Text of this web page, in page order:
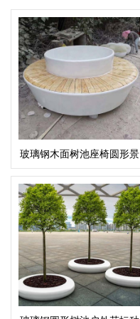
玻璃钢木面树池座椅圆形景
观花坛坐凳